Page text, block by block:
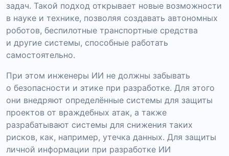
задач. Такой подход открывает новые возможности
в науке и технике, позволяя создавать автономных
роботов, беспилотные транспортные средства
и другие системы, способные работать
самостоятельно.
При этом инженеры ИИ не должны забывать
о безопасности и этике при разработке. Для этого
они внедряют определённые системы для защиты
проектов от враждебных атак, а также
разрабатывают системы для снижения таких
рисков, как, например, утечка данных. Для защиты
личной информации при разработке ИИ